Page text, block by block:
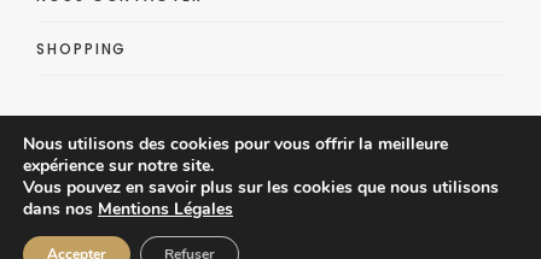
SHOPPING
Luxe Infinity - Lifestyle Luxe Magazine
Nous utilisons des cookies pour vous offrir la meilleure
expérience sur notre site.
Vous pouvez en savoir plus sur les cookies que nous utilisons
dans nos Mentions Légales
Accepter Refuser